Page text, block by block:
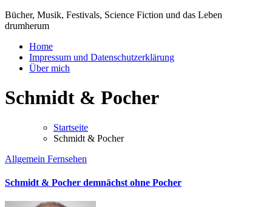
Bücher, Musik, Festivals, Science Fiction und das Leben
drumherum
Home
Impressum und Datenschutzerklärung
Über mich
Schmidt & Pocher
Startseite
Schmidt & Pocher
Allgemein Fernsehen
Schmidt & Pocher demnächst ohne Pocher